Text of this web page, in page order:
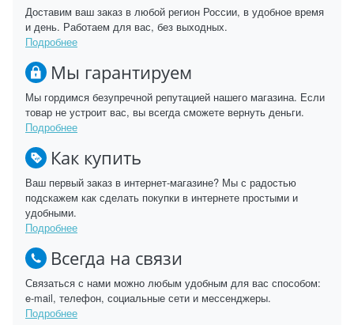
Доставим ваш заказ в любой регион России, в удобное время
и день. Работаем для вас, без выходных.
Подробнее
Мы гарантируем
Мы гордимся безупречной репутацией нашего магазина. Если
товар не устроит вас, вы всегда сможете вернуть деньги.
Подробнее
Как купить
Ваш первый заказ в интернет-магазине? Мы с радостью
подскажем как сделать покупки в интернете простыми и
удобными.
Подробнее
Всегда на связи
Связаться с нами можно любым удобным для вас способом:
e-mail, телефон, социальные сети и мессенджеры.
Подробнее